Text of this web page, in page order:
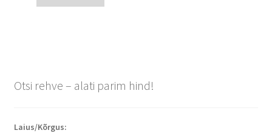
Otsi rehve – alati parim hind!
Laius/Kõrgus: